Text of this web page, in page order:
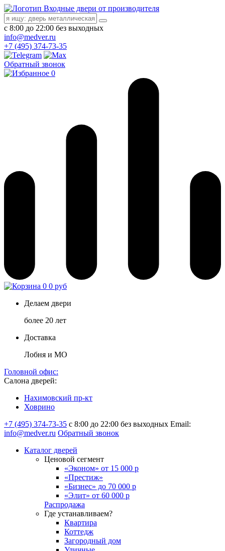
Входные двери от производителя
с 8:00 до 22:00 без выходных
info@medver.ru
+7 (495) 374-73-35
Обратный звонок
0
0 0 руб
Делаем двери
более 20 лет
Доставка
Лобня и МО
Головной офис:
Салона дверей:
Нахимовский пр-кт
Ховрино
+7 (495) 374-73-35 с 8:00 до 22:00 без выходных Email:
info@medver.ru Обратный звонок
Каталог дверей
Ценовой сегмент
«Эконом» от 15 000 р
«Престиж»
«Бизнес» до 70 000 р
«Элит» от 60 000 р
Распродажа
Где устанавливаем?
Квартира
Коттедж
Загородный дом